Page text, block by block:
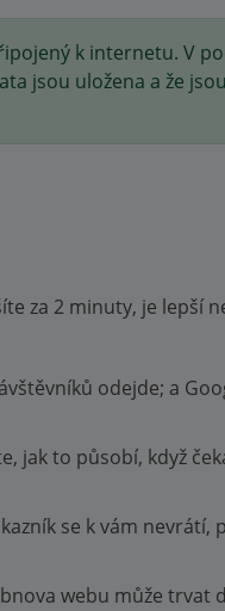
k internetu. V
jsou uložena a že
za 2 minuty, je lepší
odejde; a
jak to působí, když
se k vám
webu může trvat